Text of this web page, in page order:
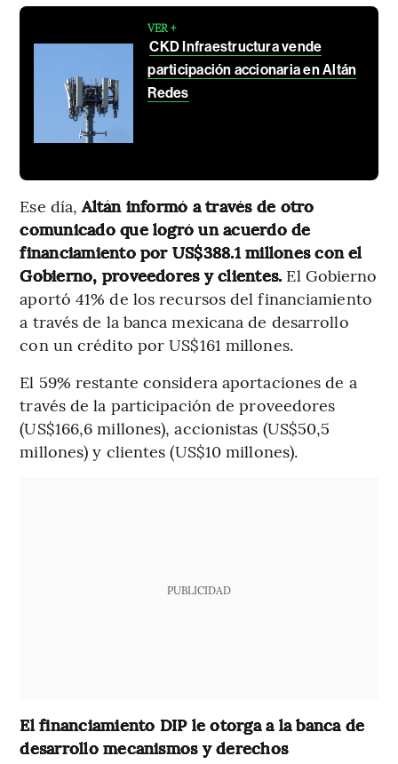
VER +
CKD Infraestructura vende
participación accionaria en Altán
Redes
Ese día,Altán informó a través de otro
comunicado que logró un acuerdo de
financiamiento por US$388.1 millones con el
Gobierno, proveedores y clientes. El Gobierno
aportó 41% de los recursos del financiamiento
a través de la banca mexicana de desarrollo
con un crédito por US$161 millones.
El 59% restante considera aportaciones de a
través de la participación de proveedores
(US$166,6 millones), accionistas (US$50,5
millones) y clientes (US$10 millones).
PUBLICIDAD
El financiamiento DIP le otorga a la banca de
desarrollo mecanismos y derechos